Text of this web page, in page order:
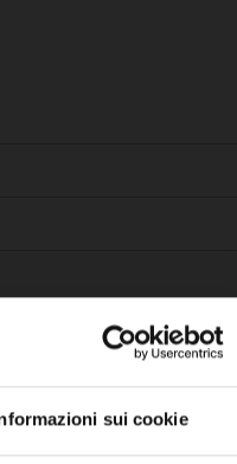
sui cookie